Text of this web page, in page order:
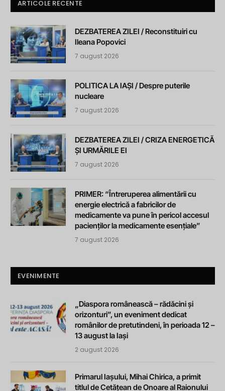
ARTICOLE RECENTE
DEZBATEREA ZILEI / Reconstituiri cu
Ileana Popovici
7 august 2026
POLITICA LA IAȘI / Despre puterile
nucleare
7 august 2026
DEZBATEREA ZILEI / CRIZA ENERGETICĂ
ȘI URMĂRILE EI
7 august 2026
PRIMER: “Întreruperea alimentării cu
energie electrică a fabricilor de
medicamente va pune în pericol accesul
pacienților la medicamente esențiale”
7 august 2026
EVENIMENTE
„Diaspora românească – rădăcini și
orizonturi”, un eveniment dedicat
românilor de pretutindeni, în perioada 12 –
13 august la Iași
2 august 2026
Primarul Iașului, Mihai Chirica, a primit
titlul de Cetățean de Onoare al Raionului